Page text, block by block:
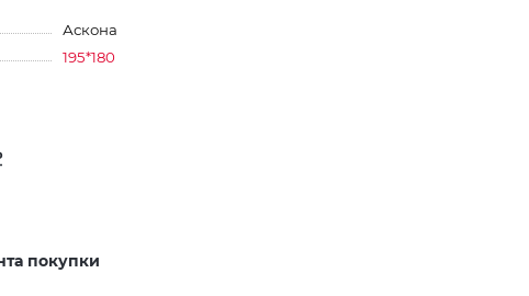
Аскона
195*180
покупки